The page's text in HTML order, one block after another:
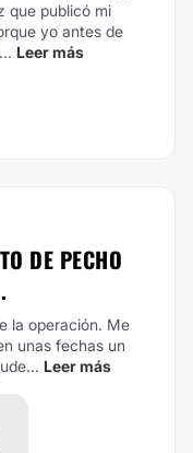
que publicó mi
yo antes de
Leer más
DE PECHO
la operación. Me
unas fechas un
Leer más